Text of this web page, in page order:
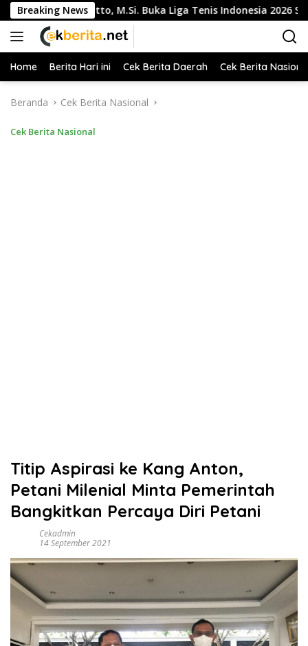
Langsung
ke
konten
Breaking News
Suratto, M.Si. Buka Liga Tenis Indonesia 2026 Seri 1
Home Berita Hari ini Cek Berita Daerah Cek Berita
Beranda Cek Berita Nasional
Cek Berita Nasional
Titip Aspirasi ke Kang Anton,
Petani Milenial Minta Pemerintah
Bangkitkan Percaya Diri Petani
Cekadmin
14 September 2021